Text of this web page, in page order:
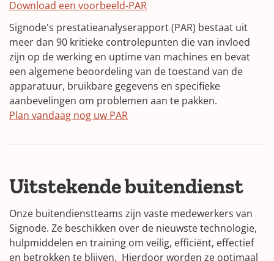
Download een voorbeeld-PAR
p
e
n
s
i
n
w
i
n
d
o
w
Signode's prestatieanalyserapport (PAR) bestaat uit
meer dan 90 kritieke controlepunten die van invloed
zijn op de werking en uptime van machines en bevat
een algemene beoordeling van de toestand van de
apparatuur, bruikbare gegevens en specifieke
aanbevelingen om problemen aan te pakken.
Plan vandaag nog uw PAR
Uitstekende buitendienst
Onze buitendienstteams zijn vaste medewerkers van
Signode. Ze beschikken over de nieuwste technologie,
hulpmiddelen en training om veilig, efficiënt, effectief
en betrokken te blijven. Hierdoor worden ze optimaal